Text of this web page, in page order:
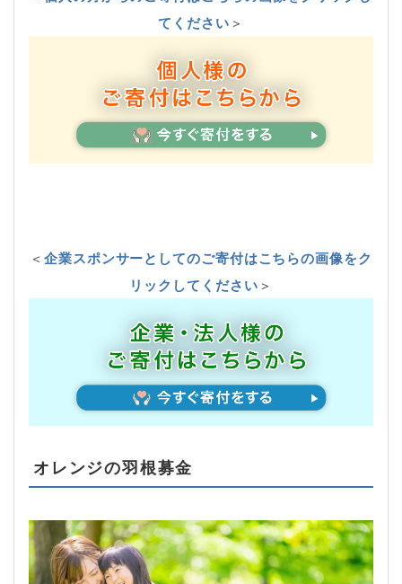
てください＞
＜企業スポンサーとしてのご寄付はこちらの画像をク
リックしてください＞
オレンジの羽根募金